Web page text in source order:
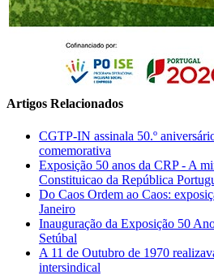
Artigos Relacionados
CGTP-IN assinala 50.º
comemorativa
Exposição 50 anos da CRP - A
Constituicao da República
Do Caos Ordem ao Caos:
Janeiro
Inauguração da Exposição 50
Setúbal
A 11 de Outubro de 1970
intersindical